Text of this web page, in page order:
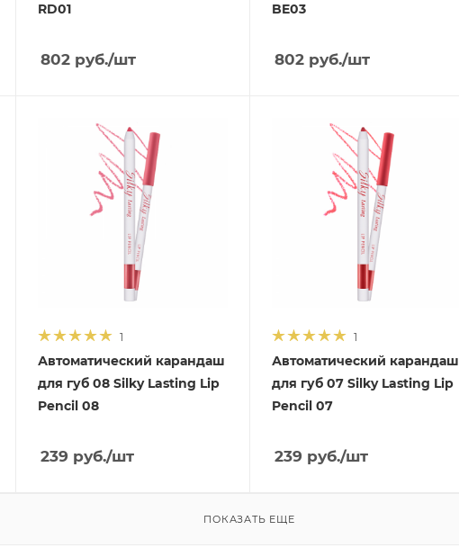
RD01
802руб./шт
BE03
802руб./шт
1
Автоматический карандаш
для губ 08 Silky Lasting Lip
Pencil 08
239 руб./шт
1
Автоматический карандаш
для губ 07 Silky Lasting Lip
Pencil 07
239 руб./шт
ПОКАЗАТЬ ЕЩЕ